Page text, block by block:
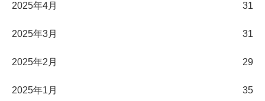
2025年4月 31
2025年3月 31
2025年2月 29
2025年1月 35